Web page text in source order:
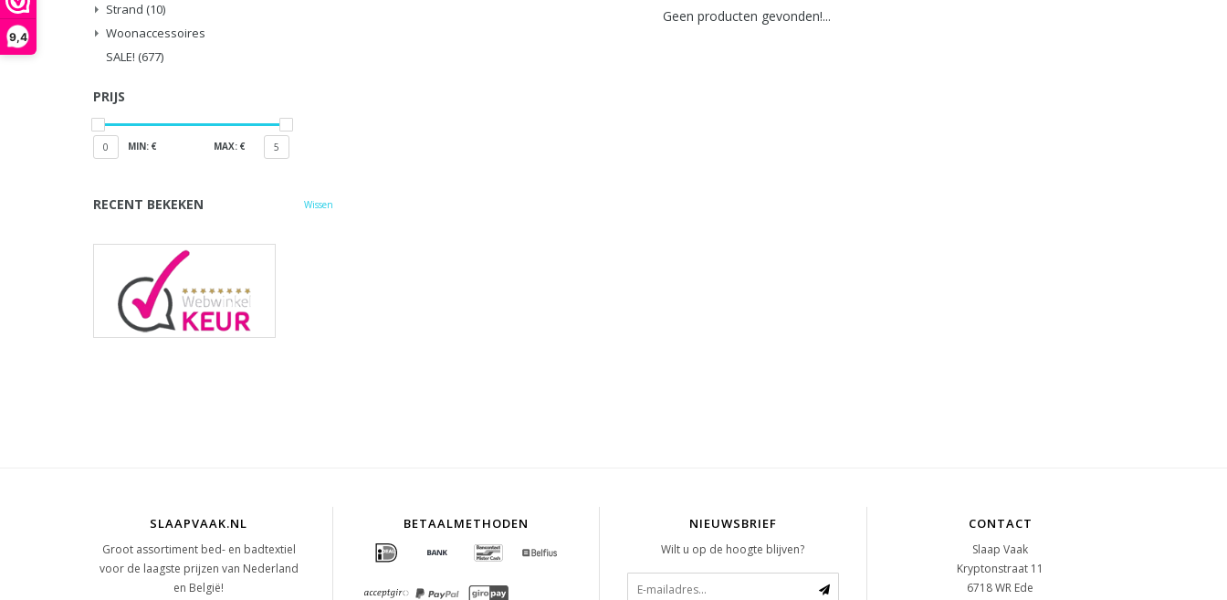
9,4
Strand (10)
Woonaccessoires
SALE! (677)
PRIJS
0 MIN: € MAX: € 5
RECENT BEKEKEN Wissen
Geen producten gevonden!...
SLAAPVAAK.NL
Groot assortiment bed- en badtextiel
voor de laagste prijzen van Nederland
en België!
BETAALMETHODEN NIEUWSBRIEF
Wilt u op de hoogte blijven?
CONTACT
Slaap Vaak
Kryptonstraat 11
6718 WR Ede